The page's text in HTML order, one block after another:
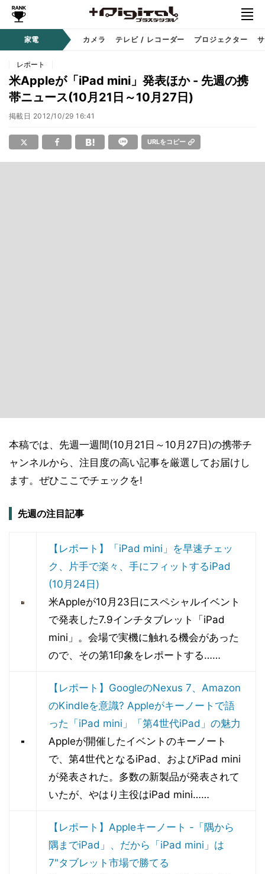
家電 カメラ テレビ / レコーダー プロジェクター
レポート
米Appleが「iPad mini」発表ほか - 先週の携
帯ニュース(10月21日～10月27日)
掲載日 2012/10/29 16:41
URLをコピー
本稿では、先週一週間(10月21日～10月27日)の携帯チ
ャンネルから、注目度の高い記事を厳選してお届けし
ます。ぜひここでチェックを!
先週の注目記事
【レポート】「iPad mini」を早速チェッ
ク、片手で楽々、手にフィットするiPad
(10月24日)
米Appleが10月23日にスペシャルイベント
で発表した7.9インチタブレット「iPad
mini」。会場で実機に触れる機会があった
ので、その第1印象をレポートする……
【レポート】GoogleのNexus 7、Amazon
のKindleを意識? Appleがキーノートで語
った「iPad mini」「第4世代iPad」の魅力
Appleが開催したイベントのキーノート
で、第4世代となるiPad、およびiPad mini
が発表された。多数の新製品が発表されて
いたが、やはり主役はiPad mini……
【レポート】Appleキーノート -「隅から
隅までiPad」、だから「iPad mini」は
7"タブレット市場で勝てる